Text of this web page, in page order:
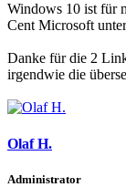
Windows 10 ist für
Cent Microsoft
Danke für die 2
irgendwie die
Olaf H.
Administrator